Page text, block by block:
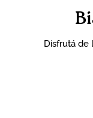
Disfrutá de